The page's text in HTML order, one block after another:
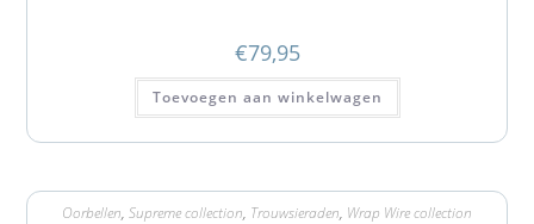
€79,95
Toevoegen aan winkelwagen
Oorbellen, Supreme collection, Trouwsieraden, Wrap Wire collection